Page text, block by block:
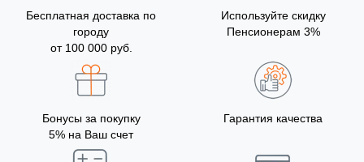
Бесплатная доставка по
городу
от 100 000 руб.
Используйте скидку
Пенсионерам 3%
Бонусы за покупку
5% на Ваш счет
Гарантия качества